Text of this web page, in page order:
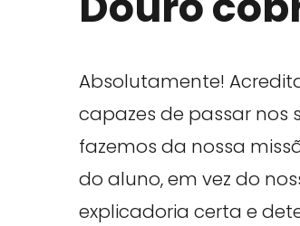
Absolutamente!
capazes de passar nos
fazemos da nossa
do aluno, em vez do
explicadoria certa e